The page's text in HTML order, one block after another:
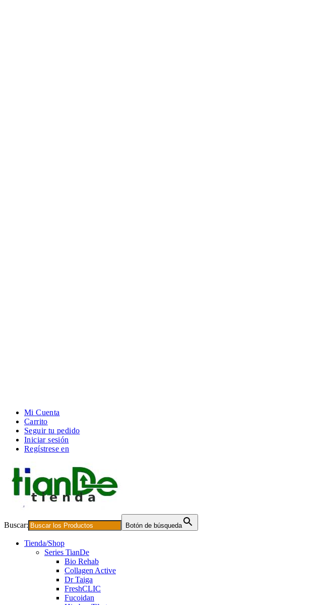
Mi Cuenta
Carrito
Seguir tu pedido
Iniciar sesión
Regístrese en
Buscar: Botón de búsqueda
Tienda/Shop
Series TianDe
Bio Rehab
Collagen Active
Dr Taiga
FreshCLIC
Fucoidan